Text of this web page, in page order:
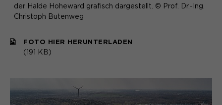
der Halde Hoheward grafisch dargestellt. © Prof. Dr.-Ing.
Christoph Butenweg
FOTO HIER HERUNTERLADEN
(191 KB)